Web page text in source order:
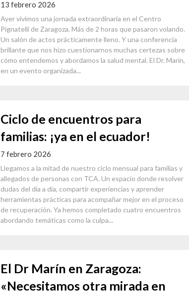
13 febrero 2026
Ayer vivimos una jornada extraordinaria en el Centro
Pignatelli de Zaragoza. Más de 2 horas que pasaron volando.
Un salón de actos prácticamente lleno. Y una conferencia
brillante que nos hizo cuestionarnos muchas certezas sobre
cómo entendemos y abordamos la salud mental. El Dr. Marín,
en un evento organizada...
Ciclo de encuentros para
familias: ¡ya en el ecuador!
7 febrero 2026
Llegamos a la mitad de nuestro ciclo mensual para familias y
allegados de personas con TCA. Un espacio donde resolver
dudas del día a día, compartir experiencias y aprender
herramientas prácticas para acompañar mejor en el proceso
de recuperación. Ya hemos completado cuatro encuentros
abordando temáticas como la culpa...
El Dr Marín en Zaragoza:
«Necesitamos otra mirada en